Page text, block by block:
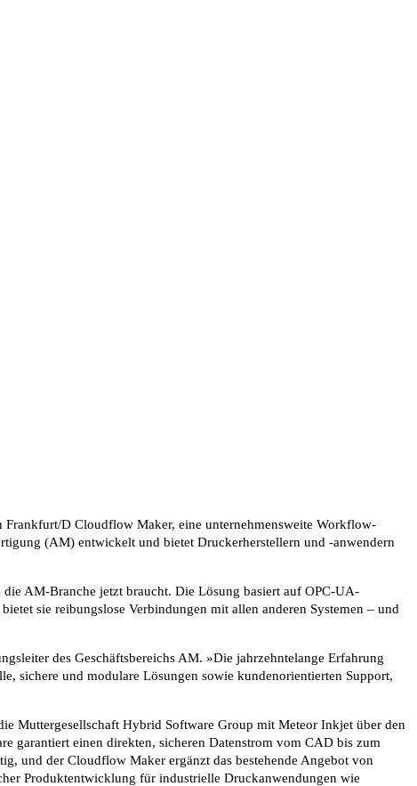
D Cloudflow Maker, eine unternehmensweite Workflow-
(AM) entwickelt und bietet Druckerherstellern und -anwendern
AM-Branche jetzt braucht. Die Lösung basiert auf OPC-UA-
sie reibungslose Verbindungen mit allen anderen Systemen – und
des Geschäftsbereichs AM. »Die jahrzehntelange Erfahrung
sichere und modulare Lösungen sowie kundenorientierten Support,
Muttergesellschaft Hybrid Software Group mit Meteor Inkjet über den
garantiert einen direkten, sicheren Datenstrom vom CAD bis zum
und der Cloudflow Maker ergänzt das bestehende Angebot von
Produktentwicklung für industrielle Druckanwendungen wie